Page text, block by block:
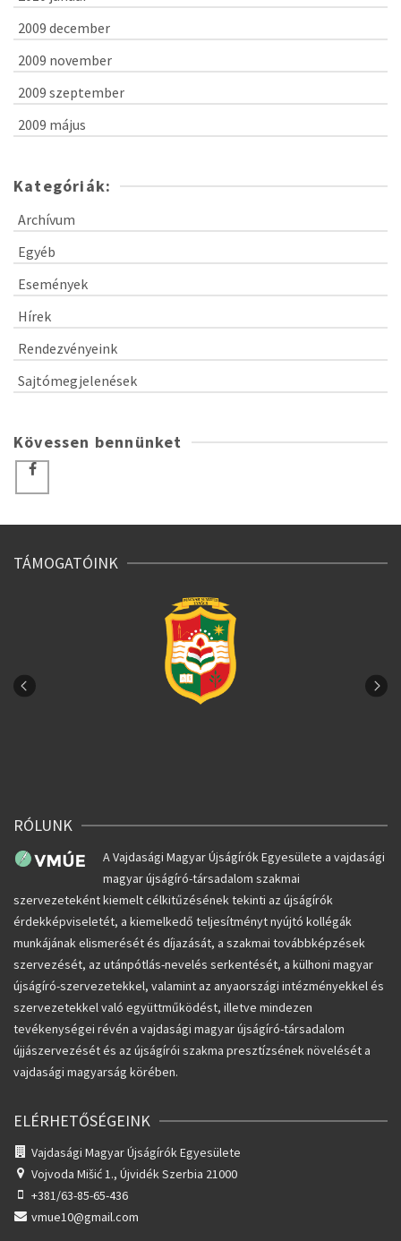
2009 december
2009 november
2009 szeptember
2009 május
Kategóriák:
Archívum
Egyéb
Események
Hírek
Rendezvényeink
Sajtómegjelenések
Kövessen bennünket
TÁMOGATÓINK
RÓLUNK
A Vajdasági Magyar Újságírók Egyesülete a vajdasági
magyar újságíró-társadalom szakmai
szervezeteként kiemelt célkitűzésének tekinti az újságírók
érdekképviseletét, a kiemelkedő teljesítményt nyújtó kollégák
munkájának elismerését és díjazását, a szakmai továbbképzések
szervezését, az utánpótlás-nevelés serkentését, a külhoni magyar
újságíró-szervezetekkel, valamint az anyaországi intézményekkel és
szervezetekkel való együttműködést, illetve mindezen
tevékenységei révén a vajdasági magyar újságíró-társadalom
újjászervezését és az újságírói szakma presztízsének növelését a
vajdasági magyarság körében.
ELÉRHETŐSÉGEINK
Vajdasági Magyar Újságírók Egyesülete
Vojvoda Mišić 1., Újvidék Szerbia 21000
+381/63-85-65-436
vmue10@gmail.com